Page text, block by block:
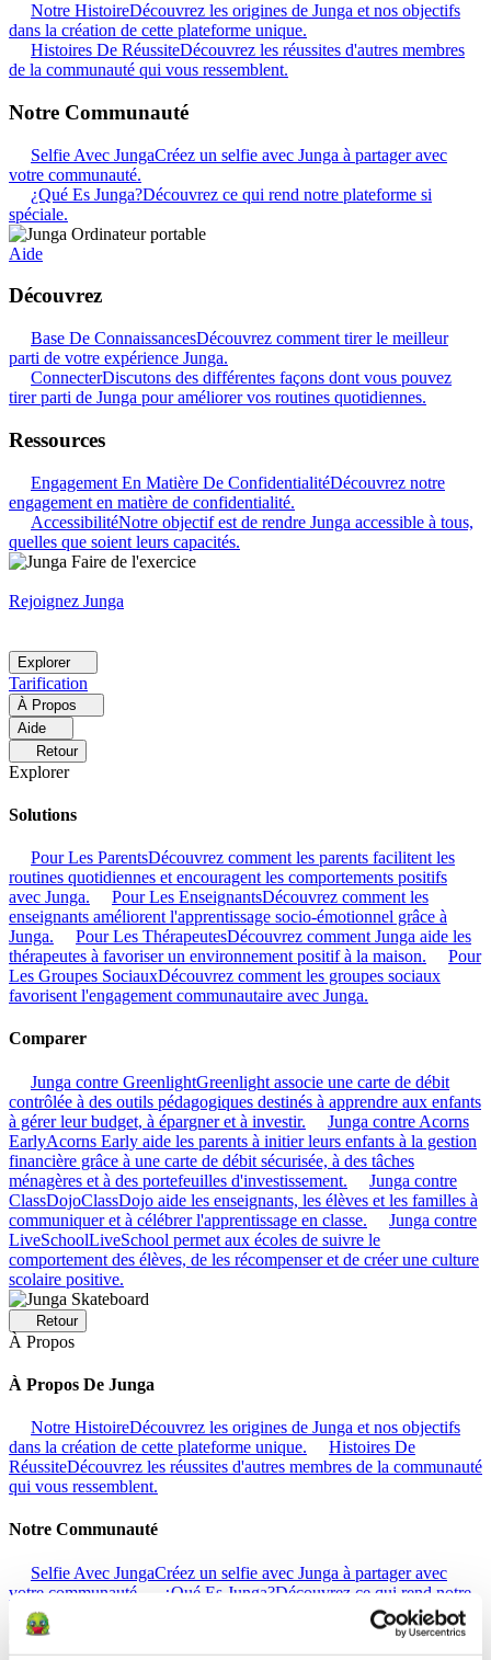
Notre HistoireDécouvrez les origines de Junga et nos objectifs
dans la création de cette plateforme unique.
Histoires De RéussiteDécouvrez les réussites d'autres membres
de la communauté qui vous ressemblent.
Notre Communauté
Selfie Avec JungaCréez un selfie avec Junga à partager avec
votre communauté.
¿Qué Es Junga?Découvrez ce qui rend notre plateforme si
spéciale.
Aide
Découvrez
Base De ConnaissancesDécouvrez comment tirer le meilleur
parti de votre expérience Junga.
ConnecterDiscutons des différentes façons dont vous pouvez
tirer parti de Junga pour améliorer vos routines quotidiennes.
Ressources
Engagement En Matière De ConfidentialitéDécouvrez notre
engagement en matière de confidentialité.
AccessibilitéNotre objectif est de rendre Junga accessible à tous,
quelles que soient leurs capacités.
Rejoignez Junga
Explorer
Tarification
À Propos
Aide
Retour
Explorer
Solutions
Pour Les ParentsDécouvrez comment les parents facilitent les
routines quotidiennes et encouragent les comportements positifs
avec Junga.
Pour Les EnseignantsDécouvrez comment les
enseignants améliorent l'apprentissage socio-émotionnel grâce à
Junga.
Pour Les ThérapeutesDécouvrez comment Junga aide les
thérapeutes à favoriser un environnement positif à la maison.
Pour
Les Groupes SociauxDécouvrez comment les groupes sociaux
favorisent l'engagement communautaire avec Junga.
Comparer
Junga contre GreenlightGreenlight associe une carte de débit
contrôlée à des outils pédagogiques destinés à apprendre aux enfants
à gérer leur budget, à épargner et à investir.
Junga contre Acorns
EarlyAcorns Early aide les parents à initier leurs enfants à la gestion
financière grâce à une carte de débit sécurisée, à des tâches
ménagères et à des portefeuilles d'investissement.
Junga contre
ClassDojoClassDojo aide les enseignants, les élèves et les familles à
communiquer et à célébrer l'apprentissage en classe.
Junga contre
LiveSchoolLiveSchool permet aux écoles de suivre le
comportement des élèves, de les récompenser et de créer une culture
scolaire positive.
Retour
À Propos
À Propos De Junga
Notre HistoireDécouvrez les origines de Junga et nos objectifs
dans la création de cette plateforme unique.
Histoires De
RéussiteDécouvrez les réussites d'autres membres de la communauté
qui vous ressemblent.
Notre Communauté
Selfie Avec JungaCréez un selfie avec Junga à partager avec
votre communauté.
¿Qué Es Junga?Découvrez ce qui rend notre
plateforme si spéciale.
Retour